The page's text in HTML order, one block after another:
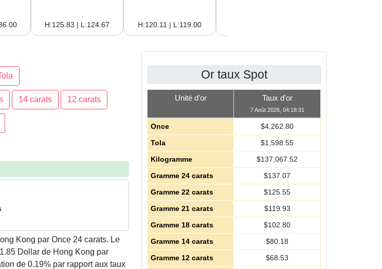
H:125.83 | L:124.67 H:120.11 | L:119.00
14 carats 12 carats
Kong par Once 24 carats. Le
Dollar de Hong Kong par
de 0.19% par rapport aux taux
Or taux Spot
Unité d'or Taux d'or
7 Août 2026, 04:18:31
Once $4,262.80
Tola
$1,598.55
Kilogramme
$137,067.52
Gramme 24 carats
$137.07
Gramme 22 carats
$125.55
Gramme 21 carats
$119.93
Gramme 18 carats
$102.80
Gramme 14 carats
$80.18
Gramme 12 carats
$68.53